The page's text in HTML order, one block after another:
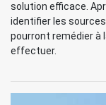
solution efficace.
identifier les
pourront remédier à
effectuer.